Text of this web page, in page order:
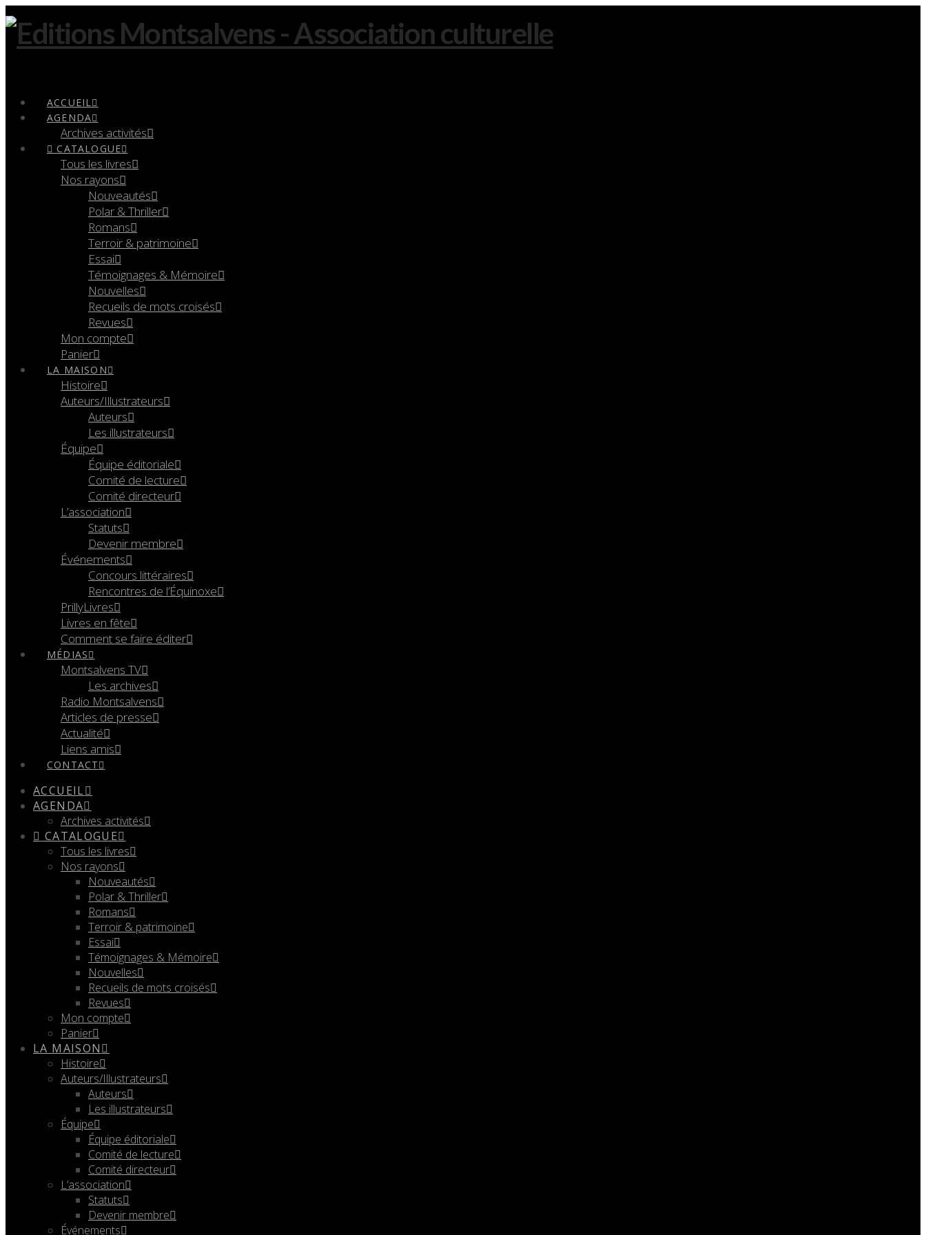
ACCUEIL
AGENDA
Archives activités
CATALOGUE
Tous les livres
Nos rayons
Nouveautés
Polar & Thriller
Romans
Terroir & patrimoine
Essai
Témoignages & Mémoire
Nouvelles
Recueils de mots croisés
Revues
Mon compte
Panier
LA MAISON
Histoire
Auteurs/Illustrateurs
Auteurs
Les illustrateurs
Équipe
Équipe éditoriale
Comité de lecture
Comité directeur
L’association
Statuts
Devenir membre
Événements
Concours littéraires
Rencontres de l’Équinoxe
PrillyLivres
Livres en fête
Comment se faire éditer
MÉDIAS
Montsalvens TV
Les archives
Radio Montsalvens
Articles de presse
Actualité
Liens amis
CONTACT
ACCUEIL
AGENDA
Archives activités
CATALOGUE
Tous les livres
Nos rayons
Nouveautés
Polar & Thriller
Romans
Terroir & patrimoine
Essai
Témoignages & Mémoire
Nouvelles
Recueils de mots croisés
Revues
Mon compte
Panier
LA MAISON
Histoire
Auteurs/Illustrateurs
Auteurs
Les illustrateurs
Équipe
Équipe éditoriale
Comité de lecture
Comité directeur
L’association
Statuts
Devenir membre
Événements